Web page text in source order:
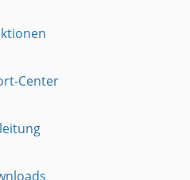
Center